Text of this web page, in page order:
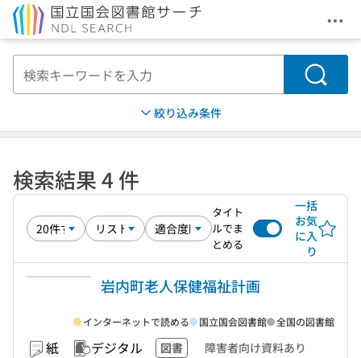
メ
検索
絞り込み条件
検索結果 4 件
タイト
ルでま
とめる
一括
お気
に入
り
岩内町老人保健福祉計画
紙 デジタル 図書 障害者向け資料あり
インターネットで読める 国立国会図書館 全国の図書館